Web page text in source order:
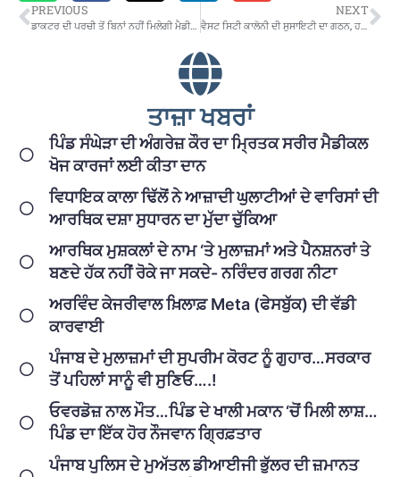
PREVIOUS
ਡਾਕਟਰ ਦੀ ਪਰਚੀ ਤੋਂ ਬਿਨਾਂ ਨਹੀਂ ਮਿਲੇਗੀ ਮੈਡੀਕਲ ਸਟੋਰਾਂ ‘ਤੇ ਖੰਘ ਦੀ ਦਵਾਈ…ਕੇਂਦਰੀ ਸਿਹਤ ਵਿਭਾਗ ਦੇ ਹੁਕਮ
NEXT
ਵੈਸਟ ਸਿਟੀ ਕਾਲੋਨੀ ਦੀ ਸੁਸਾਇਟੀ ਦਾ ਗਠਨ, ਹਰਚਰਨ ਸਿੰਘ ਮਾਨ ਸਰਬਸੰਮਤੀ ਨਾਲ ਚੁਣੇ ਪ੍ਰਧਾਨ
ਤਾਜ਼ਾ ਖਬਰਾਂ
ਪਿੰਡ ਸੰਘੇੜਾ ਦੀ ਅੰਗਰੇਜ਼ ਕੌਰ ਦਾ ਮ੍ਰਿਤਕ ਸਰੀਰ ਮੈਡੀਕਲ
ਖੋਜ ਕਾਰਜਾਂ ਲਈ ਕੀਤਾ ਦਾਨ
ਵਿਧਾਇਕ ਕਾਲਾ ਢਿੱਲੋਂ ਨੇ ਆਜ਼ਾਦੀ ਘੁਲਾਟੀਆਂ ਦੇ ਵਾਰਿਸਾਂ ਦੀ
ਆਰਥਿਕ ਦਸ਼ਾ ਸੁਧਾਰਨ ਦਾ ਮੁੱਦਾ ਚੁੱਕਿਆ
ਆਰਥਿਕ ਮੁਸ਼ਕਲਾਂ ਦੇ ਨਾਮ ‘ਤੇ ਮੁਲਾਜ਼ਮਾਂ ਅਤੇ ਪੈਨਸ਼ਨਰਾਂ ਤੇ
ਬਣਦੇ ਹੱਕ ਨਹੀਂ ਰੋਕੇ ਜਾ ਸਕਦੇ- ਨਰਿੰਦਰ ਗਰਗ ਨੀਟਾ
ਅਰਵਿੰਦ ਕੇਜਰੀਵਾਲ ਖ਼ਿਲਾਫ਼ Meta (ਫੇਸਬੁੱਕ) ਦੀ ਵੱਡੀ
ਕਾਰਵਾਈ
ਪੰਜਾਬ ਦੇ ਮੁਲਾਜ਼ਮਾਂ ਦੀ ਸੁਪਰੀਮ ਕੋਰਟ ਨੂੰ ਗੁਹਾਰ…ਸਰਕਾਰ
ਤੋਂ ਪਹਿਲਾਂ ਸਾਨੂੰ ਵੀ ਸੁਣਿਓ….!
ਓਵਰਡੋਜ਼ ਨਾਲ ਮੌਤ…ਪਿੰਡ ਦੇ ਖਾਲੀ ਮਕਾਨ ‘ਚੋਂ ਮਿਲੀ ਲਾਸ਼…
ਪਿੰਡ ਦਾ ਇੱਕ ਹੋਰ ਨੌਜਵਾਨ ਗ੍ਰਿਫ਼ਤਾਰ
ਪੰਜਾਬ ਪੁਲਿਸ ਦੇ ਮੁਅੱਤਲ ਡੀਆਈਜੀ ਭੁੱਲਰ ਦੀ ਜ਼ਮਾਨਤ